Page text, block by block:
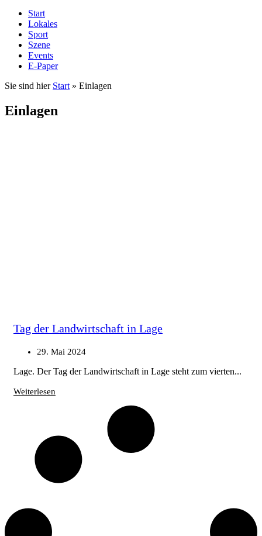
Start
Lokales
Sport
Szene
Events
E-Paper
Sie sind hier Start » Einlagen
Einlagen
Tag der Landwirtschaft in Lage
29. Mai 2024
Lage. Der Tag der Landwirtschaft in Lage steht zum vierten...
Weiterlesen